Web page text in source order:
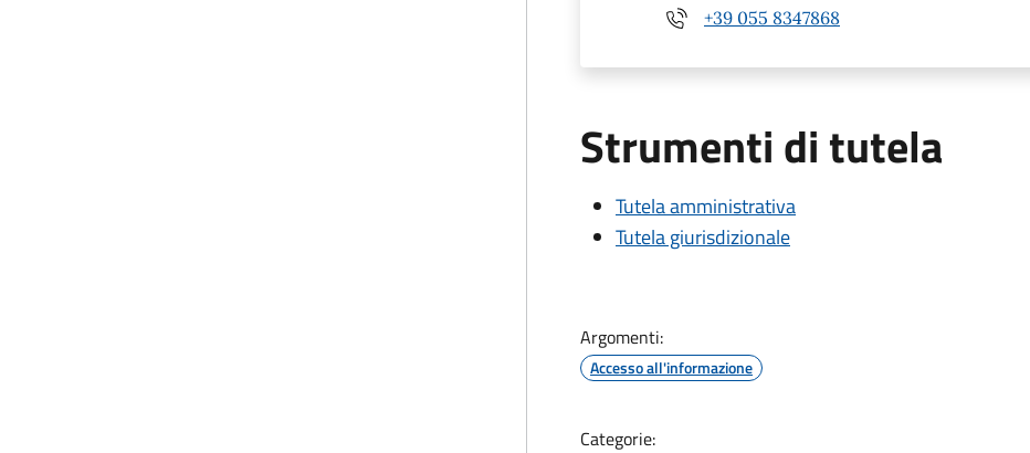
+39 055 8347868
Strumenti di tutela
Tutela amministrativa
Tutela giurisdizionale
Argomenti:
Accesso all'informazione
Categorie: